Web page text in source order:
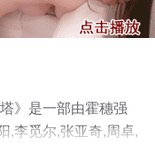
》是一部由霍穗强
,李觅尔,张亚奇,周卓,